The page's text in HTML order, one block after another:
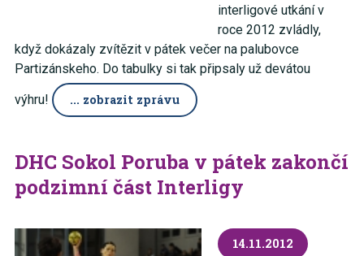
interligové utkání v
roce 2012 zvládly,
když dokázaly zvítězit v pátek večer na palubovce
Partizánskeho. Do tabulky si tak připsaly už devátou
výhru!
... zobrazit zprávu
DHC Sokol Poruba v pátek zakončí
podzimní část Interligy
14.11.2012